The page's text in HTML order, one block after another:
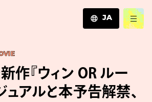
JA
ZH
作『ウィン OR ルー
ュアルと本予告解禁、